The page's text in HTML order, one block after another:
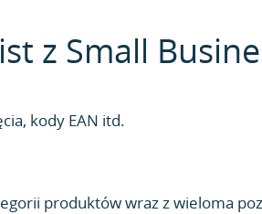
z Small
kody EAN itd.
produktów wraz z wieloma